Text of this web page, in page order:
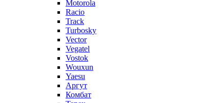
Motorola
Racio
Track
Turbosky
Vector
Vegatel
Vostok
Wouxun
Yaesu
Аргут
Комбат